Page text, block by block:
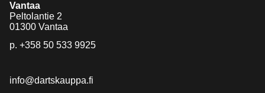
Vantaa
Peltolantie 2
01300 Vantaa
p. +358 50 533 9925
info@dartskauppa.fi